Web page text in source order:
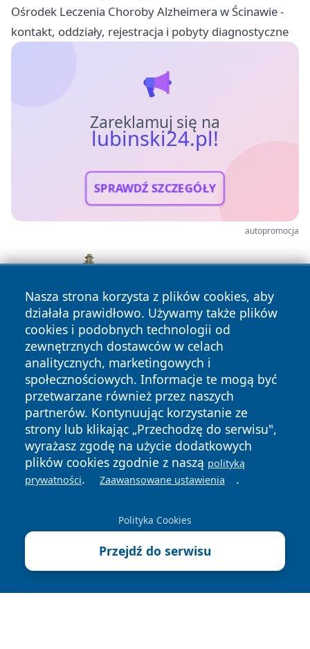
Ośrodek Leczenia Choroby Alzheimera w Ścinawie -
kontakt, oddziały, rejestracja i pobyty diagnostyczne
Zareklamuj się na
lubinski24.pl!
SPRAWDŹ SZCZEGÓŁY
autopromocja
Nasza strona korzysta z plików cookies, aby
działała prawidłowo. Używamy także plików
cookies i podobnych technologii od
zewnętrznych dostawców w celach
analitycznych, marketingowych i
społecznościowych. Informacje te mogą być
przetwarzane również przez naszych
partnerów. Kontynuując korzystanie ze
strony lub klikając „Przechodzę do serwisu",
wyrażasz zgodę na użycie dodatkowych
plików cookies zgodnie z naszą polityką
prywatności. Zaawansowane ustawienia .
Polityka Cookies
Przejdź do serwisu
Copyright © 2026 lubinski24.pl Wszystkie prawa zastrzeżone.
News Autorzy
Polityka
Prywatności
Polityka
Cookies